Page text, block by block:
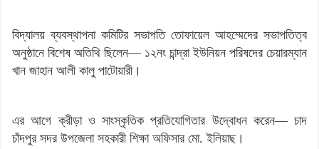
বিদ্যালয় ব্যবস্থাপনা কমিটির সভাপতি তোফায়েল আহম্মেদের সভাপতিত্ব
অনুষ্ঠানে বিশেষ অতিথি ছিলেন— ১২নং চান্দ্রা ইউনিয়ন পরিষদের চেয়ারম্যান
খান জাহান আলী কালু পাটোয়ারী।
এর আগে ক্রীড়া ও সাংস্কৃতিক প্রতিযোগিতার উদ্বোধন করেন— চাদ
চাঁদপুর সদর উপজেলা সহকারী শিক্ষা অফিসার মো. ইলিয়াছ।